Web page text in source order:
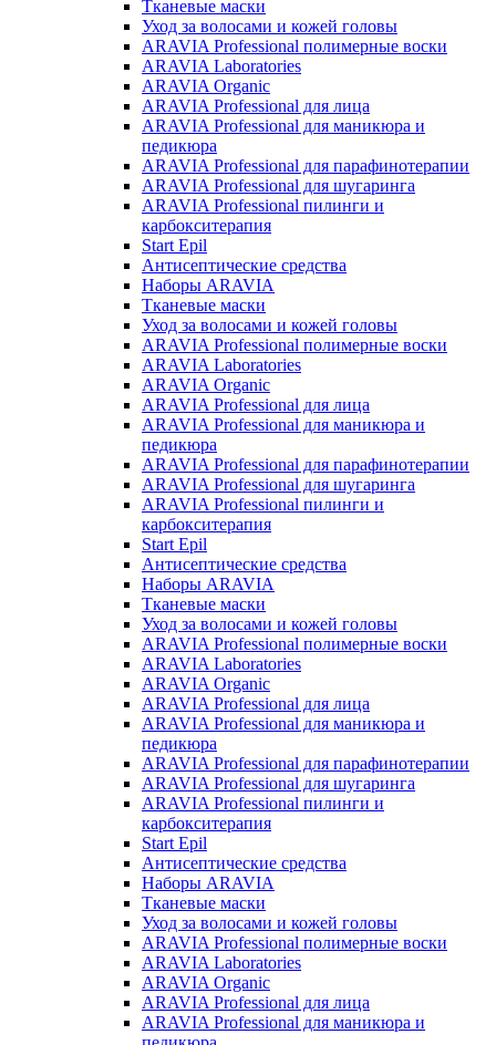
Тканевые маски
Уход за волосами и кожей головы
ARAVIA Professional полимерные воски
ARAVIA Laboratories
ARAVIA Organic
ARAVIA Professional для лица
ARAVIA Professional для маникюра и
педикюра
ARAVIA Professional для парафинотерапии
ARAVIA Professional для шугаринга
ARAVIA Professional пилинги и
карбокситерапия
Start Epil
Антисептические средства
Наборы ARAVIA
Тканевые маски
Уход за волосами и кожей головы
ARAVIA Professional полимерные воски
ARAVIA Laboratories
ARAVIA Organic
ARAVIA Professional для лица
ARAVIA Professional для маникюра и
педикюра
ARAVIA Professional для парафинотерапии
ARAVIA Professional для шугаринга
ARAVIA Professional пилинги и
карбокситерапия
Start Epil
Антисептические средства
Наборы ARAVIA
Тканевые маски
Уход за волосами и кожей головы
ARAVIA Professional полимерные воски
ARAVIA Laboratories
ARAVIA Organic
ARAVIA Professional для лица
ARAVIA Professional для маникюра и
педикюра
ARAVIA Professional для парафинотерапии
ARAVIA Professional для шугаринга
ARAVIA Professional пилинги и
карбокситерапия
Start Epil
Антисептические средства
Наборы ARAVIA
Тканевые маски
Уход за волосами и кожей головы
ARAVIA Professional полимерные воски
ARAVIA Laboratories
ARAVIA Organic
ARAVIA Professional для лица
ARAVIA Professional для маникюра и